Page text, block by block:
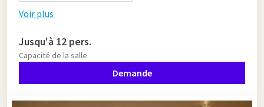
Voir plus
Jusqu'à 12 pers.
Capacité de la salle
Demande